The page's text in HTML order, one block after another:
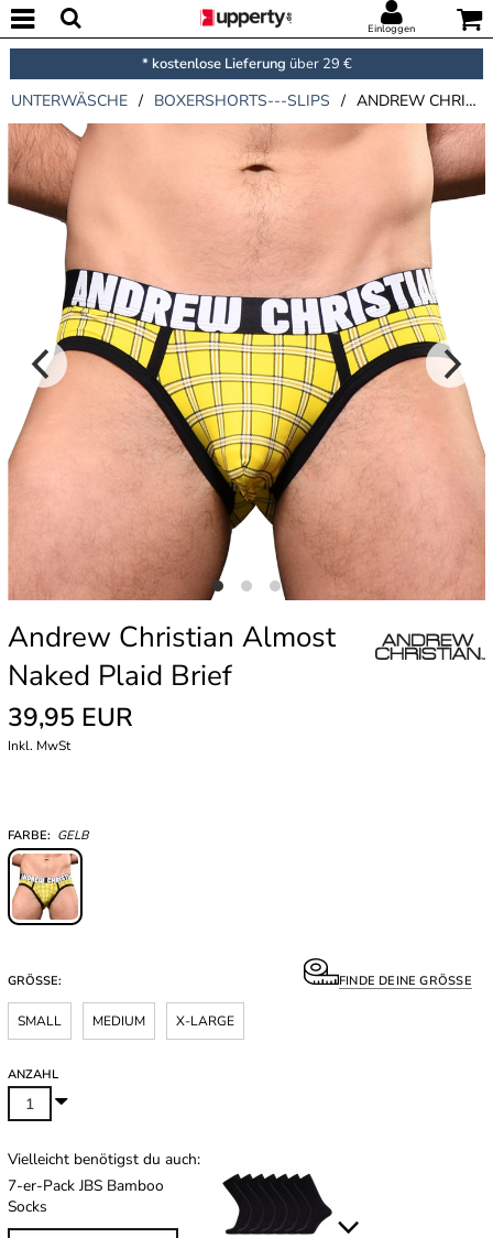
Einloggen
* kostenlose Lieferung über 29 €
UNTERWÄSCHE / BOXERSHORTS---SLIPS / ANDREW CHRISTIAN ALMOST NAKED PLAID BRIEF
Andrew Christian Almost
Naked Plaid Brief
39,95 EUR
Inkl. MwSt
FARBE: GELB
GRÖSSE: FINDE DEINE GRÖSSE
SMALL MEDIUM X-LARGE
ANZAHL
Vielleicht benötigst du auch:
7-er-Pack JBS Bamboo
Socks